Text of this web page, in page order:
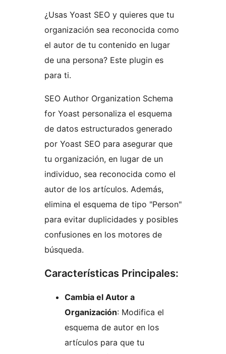
¿Usas Yoast SEO y quieres que tu
organización sea reconocida como
el autor de tu contenido en lugar
de una persona? Este plugin es
para ti.
SEO Author Organization Schema
for Yoast personaliza el esquema
de datos estructurados generado
por Yoast SEO para asegurar que
tu organización, en lugar de un
individuo, sea reconocida como el
autor de los artículos. Además,
elimina el esquema de tipo "Person"
para evitar duplicidades y posibles
confusiones en los motores de
búsqueda.
Características Principales:
Cambia el Autor a
Organización: Modifica el
esquema de autor en los
artículos para que tu